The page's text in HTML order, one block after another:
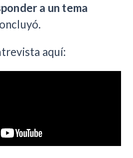
a un tema
aquí: